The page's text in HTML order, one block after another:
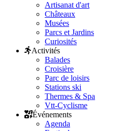
Artisanat d'art
Châteaux
Musées
Parcs et Jardins
Curiosités
Activités
Balades
Croisière
Parc de loisirs
Stations ski
Thermes & Spa
Vtt-Cyclisme
Événements
Agenda